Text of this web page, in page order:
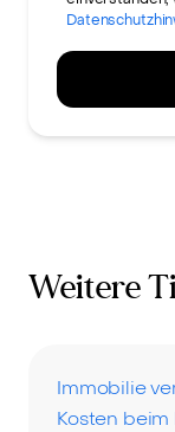
Weitere
Immobilie
Kosten